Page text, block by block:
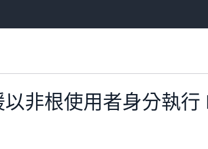
非根使用者身分執行